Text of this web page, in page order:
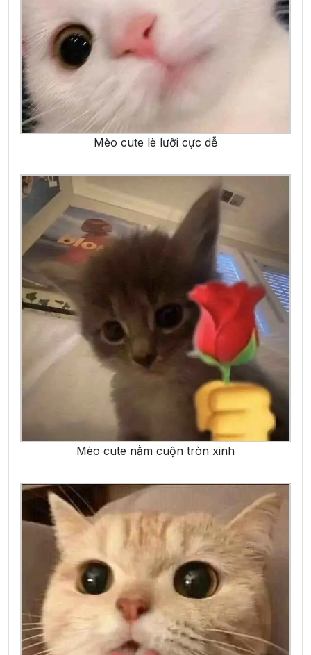
Mèo cute lè lưỡi cực dễ
Mèo cute nằm cuộn tròn xinh